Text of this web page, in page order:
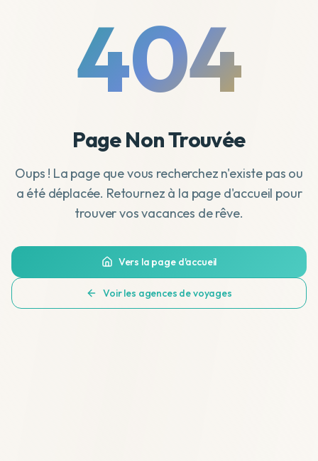
404
Page Non Trouvée
Oups ! La page que vous recherchez n'existe pas ou
a été déplacée. Retournez à la page d'accueil pour
trouver vos vacances de rêve.
Vers la page d'accueil
Voir les agences de voyages